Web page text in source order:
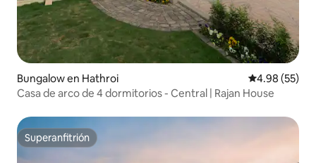
Bungalow en Hathroi Calificación
4.98 (55)
Casa de arco de 4 dormitorios - Central | Rajan House
Superanfitrión
Superanfitrión